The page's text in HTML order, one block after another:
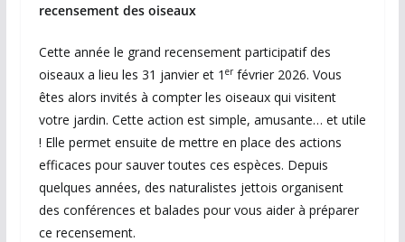
recensement des oiseaux
Cette année le grand recensement participatif des
oiseaux a lieu les 31 janvier et 1 erfévrier 2026. Vous
êtes alors invités à compter les oiseaux qui visitent
votre jardin. Cette action est simple, amusante… et utile
! Elle permet ensuite de mettre en place des actions
efficaces pour sauver toutes ces espèces. Depuis
quelques années, des naturalistes jettois organisent
des conférences et balades pour vous aider à préparer
ce recensement.